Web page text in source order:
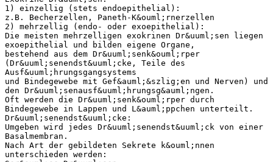
1) einzellig (stets endoepithelial):
z.B. Becherzellen, Paneth-K&ouml;rnerzellen
2) mehrzellig (endo- oder exoepithelial):
Die meisten mehrzelligen exokrinen Dr&uuml;sen liegen
exoepithelial und bilden eigene Organe,
bestehend aus dem Dr&uuml;senk&ouml;rper
(Dr&uuml;senendst&uuml;cke, Teile des
Ausf&uuml;hrungsgangsystems
und Bindegewebe mit Gef&auml;&szlig;en und Nerven) und
den Dr&uuml;senausf&uuml;hrungsg&auml;ngen.
Oft werden die Dr&uuml;senk&ouml;rper durch
Bindegewebe in Lappen und L&auml;ppchen unterteilt.
Dr&uuml;senendst&uuml;cke:
Umgeben wird jedes Dr&uuml;senendst&uuml;ck von einer
Basalmembran.
Nach Art der gebildeten Sekrete k&ouml;nnen
unterschieden werden: